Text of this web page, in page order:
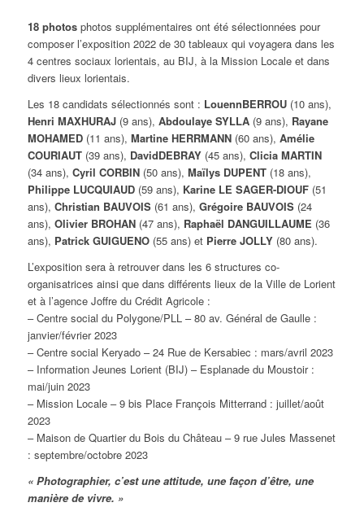
18 photosphotos supplémentaires ont été sélectionnées pour
composer l’exposition 2022 de 30 tableaux qui voyagera dans les
4 centres sociaux lorientais, au BIJ, à la Mission Locale et dans
divers lieux lorientais.
Les 18 candidats sélectionnés sont : LouennBERROU (10 ans),
Henri MAXHURAJ (9 ans), Abdoulaye SYLLA (9 ans), Rayane
MOHAMED(11 ans), Martine HERRMANN (60 ans), Amélie
COURIAUT (39 ans), DavidDEBRAY (45 ans), Clicia MARTIN
(34 ans), Cyril CORBIN (50 ans), Maïlys DUPENT (18 ans),
Philippe LUCQUIAUD (59 ans), Karine LE SAGER-DIOUF (51
ans), Christian BAUVOIS (61 ans), Grégoire BAUVOIS (24
ans), Olivier BROHAN (47 ans), Raphaël DANGUILLAUME (36
ans), Patrick GUIGUENO (55 ans) et Pierre JOLLY (80 ans).
L’exposition sera à retrouver dans les 6 structures co-
organisatrices ainsi que dans différents lieux de la Ville de Lorient
et à l’agence Joffre du Crédit Agricole :
– Centre social du Polygone/PLL – 80 av. Général de Gaulle :
janvier/février 2023
– Centre social Keryado – 24 Rue de Kersabiec : mars/avril 2023
– Information Jeunes Lorient (BIJ) – Esplanade du Moustoir :
mai/juin 2023
– Mission Locale – 9 bis Place François Mitterrand : juillet/août
2023
– Maison de Quartier du Bois du Château – 9 rue Jules Massenet
: septembre/octobre 2023
« Photographier, c’est une attitude, une façon d’être, une
manière de vivre. »